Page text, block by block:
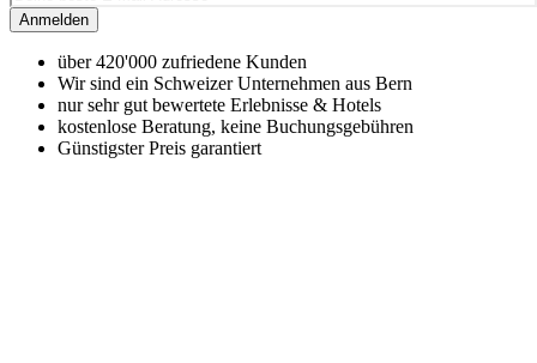
Anmelden
über 420'000 zufriedene Kunden
Wir sind ein Schweizer Unternehmen aus Bern
nur sehr gut bewertete Erlebnisse & Hotels
kostenlose Beratung, keine Buchungsgebühren
Günstigster Preis garantiert